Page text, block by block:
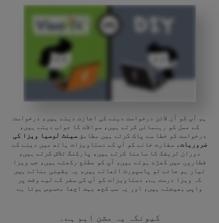
ہم آپ کو آن لائن درخواست دینے کی اجازت دیتے ہیں، درخواست
کے عمل کو رہنمائی کرتے ہیں، سوالات کا جواب دیتے ہیں،
درخواست کو خطا سے پاک کرتے ہیں مطابق سینٹ لوسیا ویزا کی
ضروریات، سفارت خانے کو آپ کے دستاویزات ہاتھ میں دینے کے
دوران ٹریفک کا سامنا کرتے ہیں، پارکنگ تلاش کرتے ہیں،
قطاروں میں کھڑے ہوتے ہیں، آپ کو مطلع رکھتے ہیں، جب ویزا
تیار ہو جائے تو پاسپورٹ اٹھاتے ہیں، یہ یقینی بناتے ہیں
کہ ویزا درست ہے، دستاویزات کو آپ کی سفر کے لیے وقت پر
واپس بھیجتے ہیں، اور یہ سب کچھ بہت اچھا محسوس ہوتا ہے
کیونکہ یہ مشن اہم ہے۔